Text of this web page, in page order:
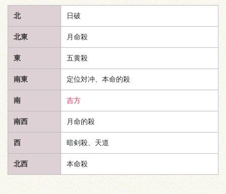
北 日破
北東 月命殺
東 五黄殺
南東 定位対冲、本命的殺
南 吉方
南西 月命的殺
西 暗剣殺、 天道
北西 本命殺